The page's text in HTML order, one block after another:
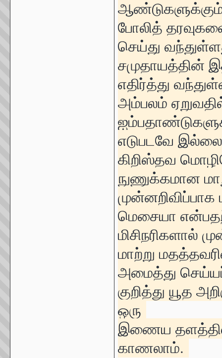
ஆண்டுகளுக்கும்
போலித்
செய்து
சமுதாயத்தின்
எதிர்த்து
அம்பலம்
எடுபடவே
கிறிஸ்தவ
நுணுக்கமான
மெசையா
மிசிநரிகளால்
மாற்று
அமைத்து
குறித்து யூத
ஒரு
இணைய
காணலாம்.